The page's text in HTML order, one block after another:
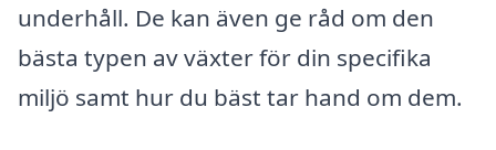
underhåll. De kan även ge råd om den
bästa typen av växter för din specifika
miljö samt hur du bäst tar hand om dem.